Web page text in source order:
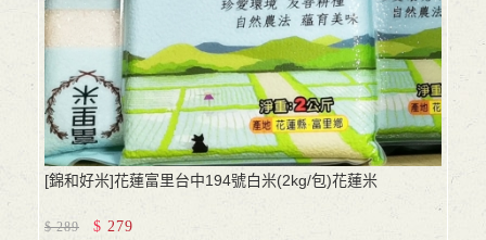
[錦和好米]花蓮富里台中194號白米(2kg/包)花蓮米
$289 $ 279